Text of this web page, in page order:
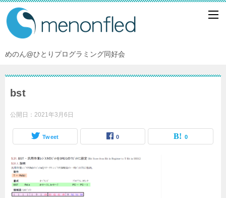
めのん@ひとりプログラミング同好会
bst
公開日： 2021年3月6日
Tweet 0 0